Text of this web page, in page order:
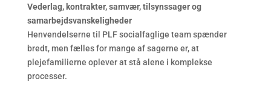
Vederlag, kontrakter, samvær, tilsynssager og
samarbejdsvanskeligheder
Henvendelserne til PLF socialfaglige team spænder
bredt, men fælles for mange af sagerne er, at
plejefamilierne oplever at stå alene i komplekse
processer.